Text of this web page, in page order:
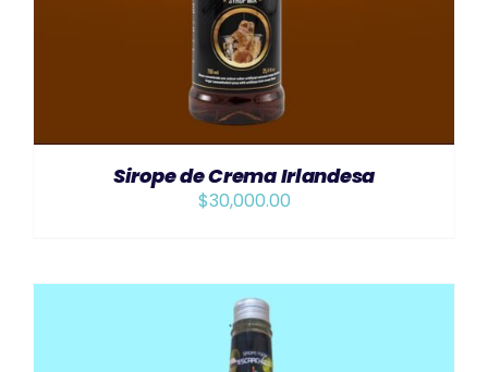
Sirope de Crema Irlandesa
$30,000.00